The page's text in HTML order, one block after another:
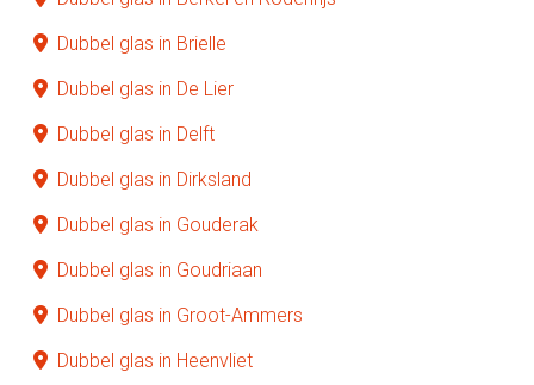
Dubbel glas in Brielle
Dubbel glas in De Lier
Dubbel glas in Delft
Dubbel glas in Dirksland
Dubbel glas in Gouderak
Dubbel glas in Goudriaan
Dubbel glas in Groot-Ammers
Dubbel glas in Heenvliet